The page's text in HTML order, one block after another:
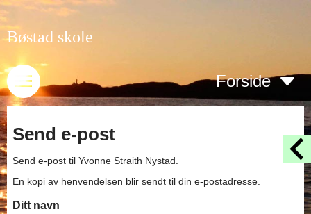
Bøstad skole
Forside
Send e-post
Send e-post til Yvonne Straith Nystad.
En kopi av henvendelsen blir sendt til din e-postadresse.
Ditt navn